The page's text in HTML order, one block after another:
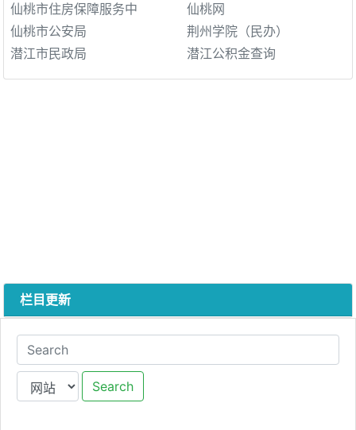
仙桃市住房保障服务中
仙桃网
仙桃市公安局
荆州学院（民办）
潜江市民政局
潜江公积金查询
栏目更新
Search